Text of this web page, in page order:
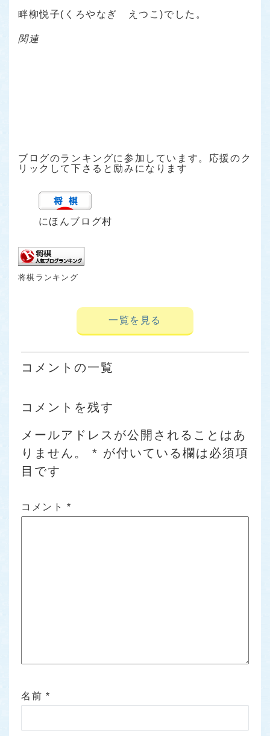
畔柳悦子(くろやなぎ えつこ)でした。
関連
ブログのランキングに参加しています。応援のク
リックして下さると励みになります
にほんブログ村
将棋ランキング
一覧を見る
コメントの一覧
コメントを残す
メールアドレスが公開されることはあ
りません。
* が付いている欄は必須項
目です
コメント *
名前 *